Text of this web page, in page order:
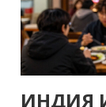
ИНДИЯ